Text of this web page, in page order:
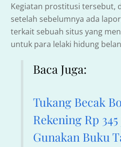
Kegiatan prostitusi tersebut,
setelah sebelumnya ada
terkait sebuah situs yang
untuk para lelaki hidung
Baca Juga:
Tukang Becak
Rekening Rp 345
Gunakan Buku